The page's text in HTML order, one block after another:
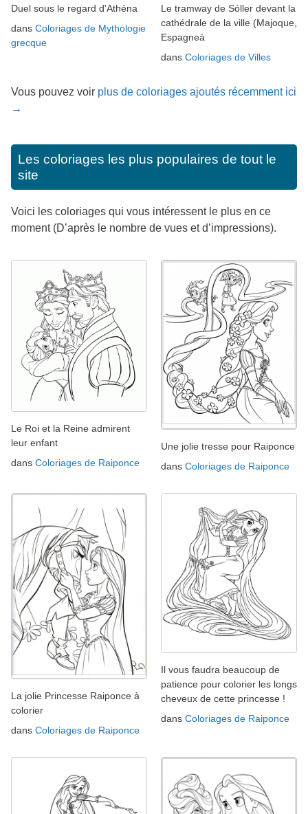
Duel sous le regard d'Athéna
dans Coloriages de Mythologie
grecque
Le tramway de Sóller devant la
cathédrale de la ville (Majoque,
Espagneà
dans Coloriages de Villes
Vous pouvez voir plus de coloriages ajoutés récemment ici
→
Les coloriages les plus populaires de tout le
site
Voici les coloriages qui vous intéressent le plus en ce
moment (D’après le nombre de vues et d’impressions).
Le Roi et la Reine admirent
leur enfant
dans Coloriages de Raiponce
Une jolie tresse pour Raiponce
dans Coloriages de Raiponce
La jolie Princesse Raiponce à
colorier
dans Coloriages de Raiponce
Il vous faudra beaucoup de
patience pour colorier les longs
cheveux de cette princesse !
dans Coloriages de Raiponce